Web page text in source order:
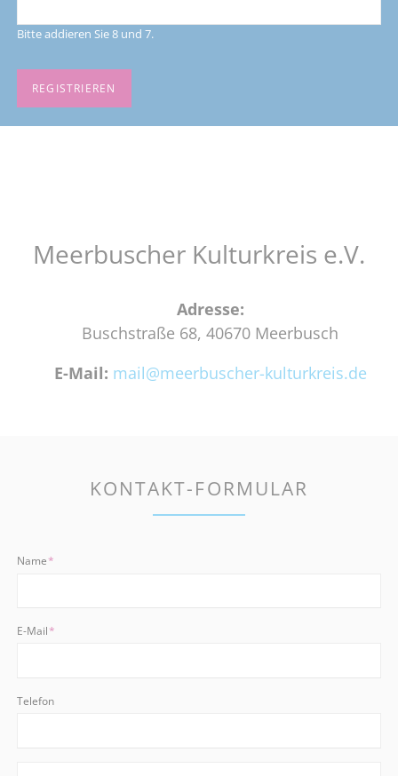
Bitte addieren Sie 8 und 7.
REGISTRIEREN
Meerbuscher Kulturkreis e.V.
Adresse:
Buschstraße 68, 40670 Meerbusch
E-Mail: mail@meerbuscher-kulturkreis.de
KONTAKT-FORMULAR
Pflichtfeld
Name*
Pflichtfeld
E-Mail*
Telefon